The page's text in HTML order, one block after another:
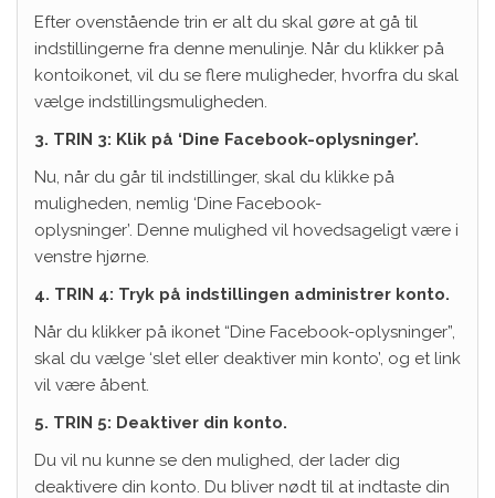
Efter ovenstående trin er alt du skal gøre at gå til
indstillingerne fra denne menulinje. Når du klikker på
kontoikonet, vil du se flere muligheder, hvorfra du skal
vælge indstillingsmuligheden.
3. TRIN 3: Klik på ‘Dine Facebook-oplysninger’.
Nu, når du går til indstillinger, skal du klikke på
muligheden, nemlig ‘Dine Facebook-
oplysninger’. Denne mulighed vil hovedsageligt være i
venstre hjørne.
4. TRIN 4: Tryk på indstillingen administrer konto.
Når du klikker på ikonet “Dine Facebook-oplysninger”,
skal du vælge ‘slet eller deaktiver min konto’, og et link
vil være åbent.
5. TRIN 5: Deaktiver din konto.
Du vil nu kunne se den mulighed, der lader dig
deaktivere din konto. Du bliver nødt til at indtaste din